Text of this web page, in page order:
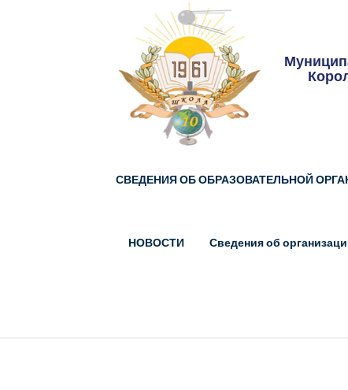
СВЕДЕНИЯ ОБ ОБРАЗОВАТЕЛЬНОЙ
НОВОСТИ Сведения об